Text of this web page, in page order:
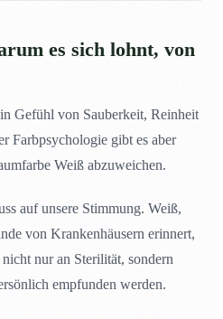
Beispiele gelungener
es sich lohnt, von
Gefühl von Sauberkeit, Reinheit
Farbpsychologie gibt es aber
Weiß abzuweichen.
auf unsere Stimmung. Weiß,
von Krankenhäusern erinnert,
nur an Sterilität, sondern
empfunden werden.